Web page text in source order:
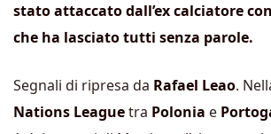
stato attaccato dall’ex calciatore
che ha lasciato tutti senza parole.
Segnali di ripresa da Rafael Leao.
Nations Leaguetra Polonia e